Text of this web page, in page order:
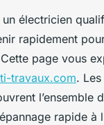
électricien
rapidement
page vous
travaux.com.
l’ensemble
rapide à